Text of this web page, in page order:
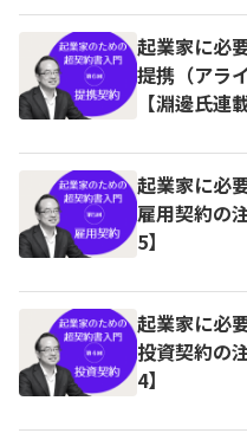
起業家に必
提携（アラ
【淵邊氏連
起業家に必
雇用契約の
5】
起業家に必
投資契約の
4】